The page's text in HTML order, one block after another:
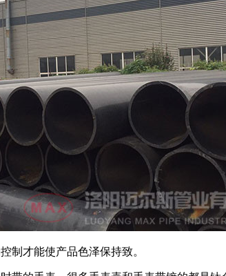
制才能使产品色泽保持致。